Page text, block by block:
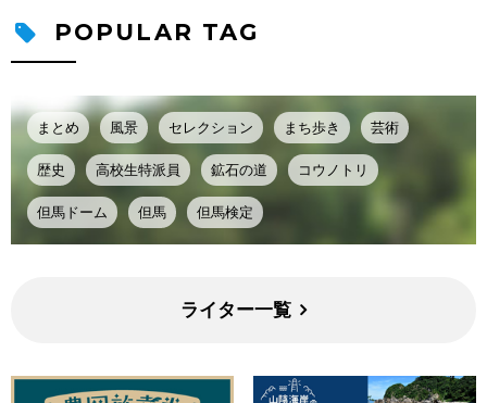
POPULAR TAG
まとめ 風景 セレクション まち歩き 芸術
歴史 高校生特派員 鉱石の道 コウノトリ
但馬ドーム 但馬 但馬検定
ライター一覧